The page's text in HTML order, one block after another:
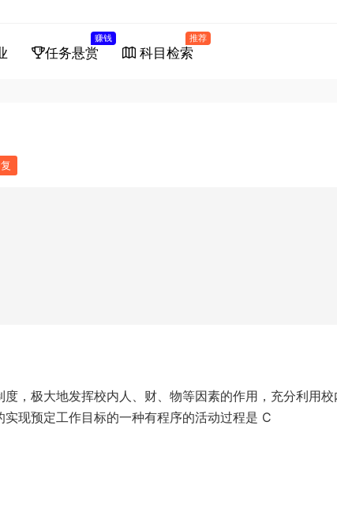
任务悬赏
赚钱
科目检索
推荐
，极大地发挥校内人、财、物等因素的作用，充分利用校
现预定工作目标的一种有程序的活动过程是 C